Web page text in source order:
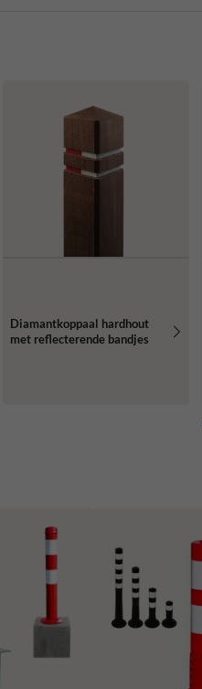
Diamantkoppaal hardhout
met reflecterende bandjes